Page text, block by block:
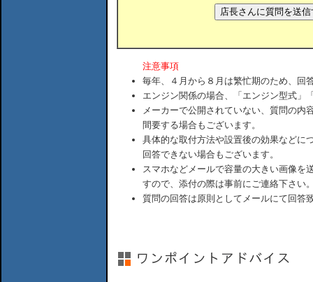
注意事項
毎年、４月から８月は繁忙期のため、回
エンジン関係の場合、「エンジン型式」
メーカーで公開されていない、質問の内
間要する場合もございます。
具体的な取付方法や設置後の効果などに
回答できない場合もございます。
スマホなどメールで容量の大きい画像を
すので、添付の際は事前にご連絡下さい
質問の回答は原則としてメールにて回答